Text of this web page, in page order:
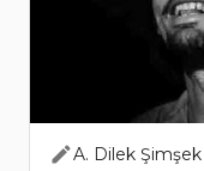
A. Dilek Şimşek